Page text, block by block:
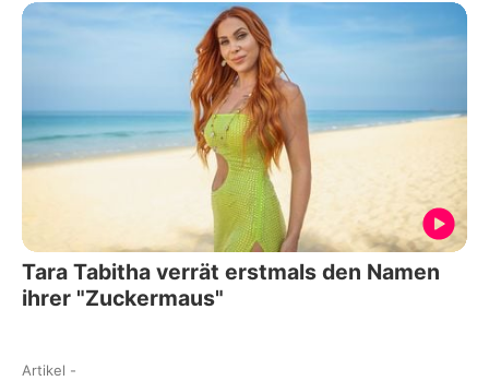
Tara Tabitha verrät erstmals den Namen
ihrer "Zuckermaus"
Artikel -